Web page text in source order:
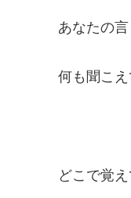
あなたの
何も聞こ
どこで覚